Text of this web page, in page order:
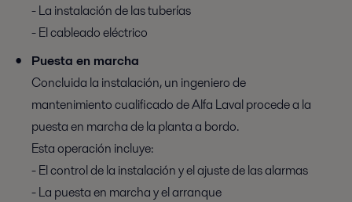
- La instalación de las tuberías
- El cableado eléctrico
Puesta en marcha
Concluida la instalación, un ingeniero de
mantenimiento cualificado de Alfa Laval procede a la
puesta en marcha de la planta a bordo.
Esta operación incluye:
- El control de la instalación y el ajuste de las alarmas
- La puesta en marcha y el arranque